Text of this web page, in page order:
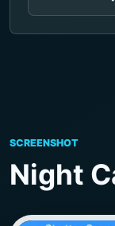
SCREENSHOT
Night